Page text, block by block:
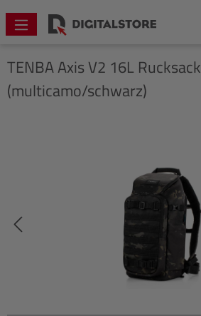
springen
TENBAAxis V2 16L Rucksack
(multicamo/schwarz)